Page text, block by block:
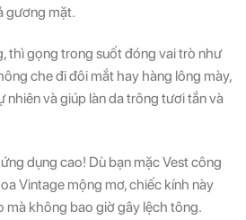
gương mặt.
thì gọng trong suốt đóng vai trò như
che đi đôi mắt hay hàng lông mày,
nhiên và giúp làn da trông tươi tắn và
dụng cao! Dù bạn mặc Vest công
Vintage mộng mơ, chiếc kính này
mà không bao giờ gây lệch tông.